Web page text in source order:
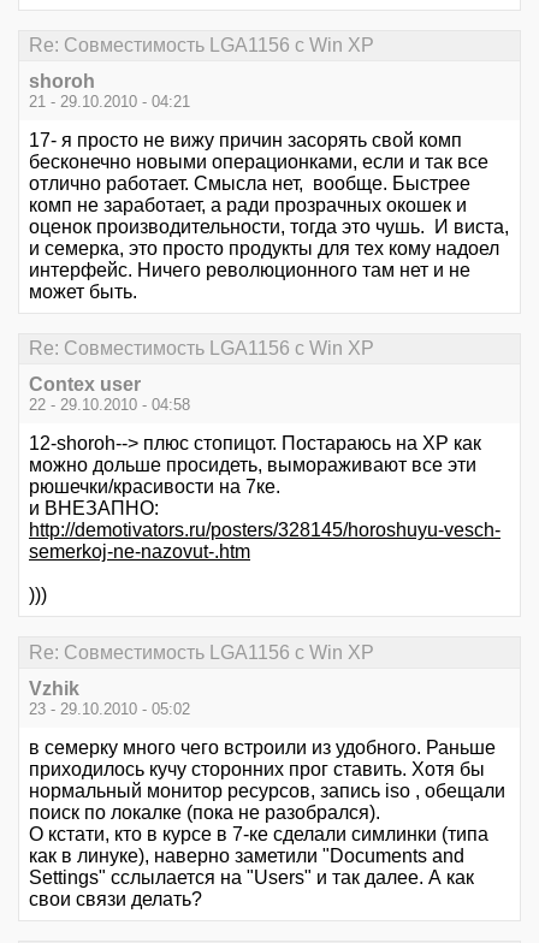
Re: Совместимость LGA1156 с Win XP
shoroh
21 - 29.10.2010 - 04:21
17- я просто не вижу причин засорять свой комп
бесконечно новыми операционками, если и так все
отлично работает. Смысла нет, вообще. Быстрее
комп не заработает, а ради прозрачных окошек и
оценок производительности, тогда это чушь. И виста,
и семерка, это просто продукты для тех кому надоел
интерфейс. Ничего революционного там нет и не
может быть.
Re: Совместимость LGA1156 с Win XP
Contex user
22 - 29.10.2010 - 04:58
12-shoroh--> плюс стопицот. Постараюсь на ХР как
можно дольше просидеть, вымораживают все эти
рюшечки/красивости на 7ке.
и ВНЕЗАПНО:
http://demotivators.ru/posters/328145/horoshuyu-vesch-
semerkoj-ne-nazovut-.htm
)))
Re: Совместимость LGA1156 с Win XP
Vzhik
23 - 29.10.2010 - 05:02
в семерку много чего встроили из удобного. Раньше
приходилось кучу сторонних прог ставить. Хотя бы
нормальный монитор ресурсов, запись iso , обещали
поиск по локалке (пока не разобрался).
О кстати, кто в курсе в 7-ке сделали симлинки (типа
как в линуке), наверно заметили "Documents and
Settings" сслылается на "Users" и так далее. А как
свои связи делать?